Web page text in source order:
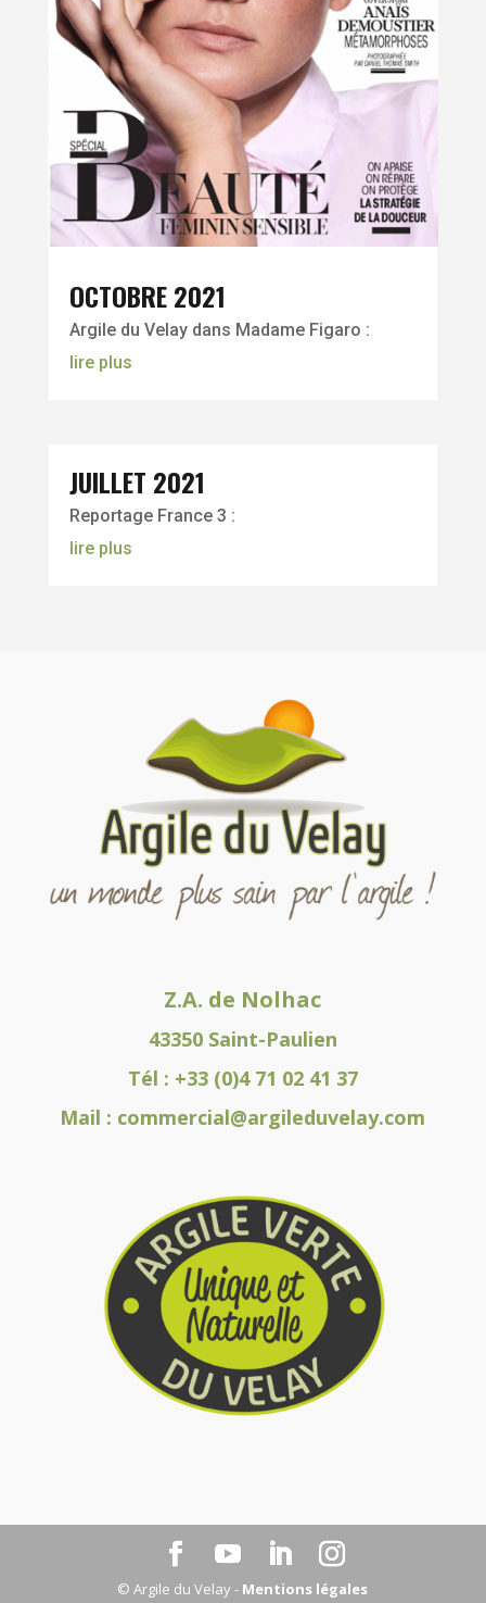
OCTOBRE 2021
Argile du Velay dans Madame Figaro :
lire plus
JUILLET 2021
Reportage France 3 :
lire plus
Z.A. de Nolhac
43350 Saint-Paulien
Tél : +33 (0)4 71 02 41 37
Mail : commercial@argileduvelay.com
© Argile du Velay - Mentions légales